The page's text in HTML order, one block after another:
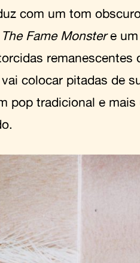
com um tom
The Fame Monstere um
remanescentes
colocar pitadas de
pop tradicional e